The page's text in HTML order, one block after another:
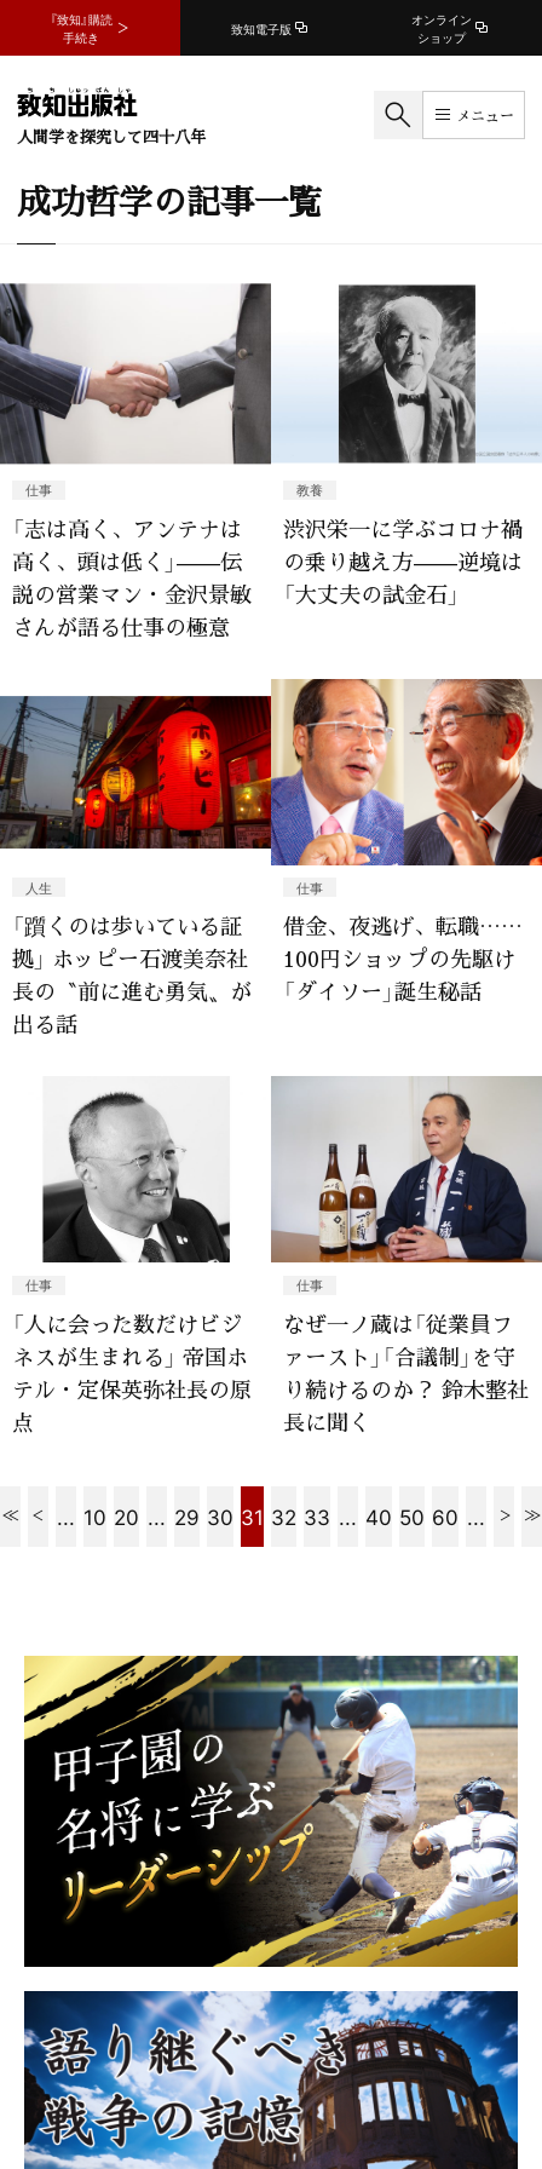
『致知』購読
手続き
致知電子版
オンライン
ショップ
人間学を探究して四十八年
メニュー
成功哲学の記事一覧
仕事
「志は高く、アンテナは
高く、頭は低く」——伝
説の営業マン・金沢景敏
さんが語る仕事の極意
教養
渋沢栄一に学ぶコロナ禍
の乗り越え方——逆境は
「大丈夫の試金石」
人生
「躓くのは歩いている証
拠」 ホッピー石渡美奈社
長の〝前に進む勇気〟が
出る話
仕事
借金、夜逃げ、転職……
100円ショップの先駆け
「ダイソー」誕生秘話
仕事
「人に会った数だけビジ
ネスが生まれる」 帝国ホ
テル・定保英弥社長の原
点
仕事
なぜ一ノ蔵は「従業員フ
ァースト」「合議制」を守
り続けるのか？ 鈴木整社
長に聞く
... 10 20 ... 29 30 31 32 33 ... 40 50 60 ...